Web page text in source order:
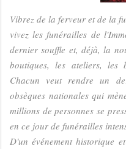
Vibrez de la ferveur et de la
vivez les funérailles de
dernier souffle et, déjà, la
boutiques, les ateliers, les
Chacun veut rendre un
obsèques nationales qui
millions de personnes se
en ce jour de funérailles
D'un événement historique